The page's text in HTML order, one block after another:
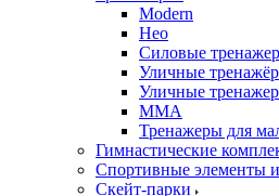
Modern
Нео
Силовые
Уличные
Уличные
ММА
Тренажеры для
Гимнастические
Спортивные элементы
Скейт-парки